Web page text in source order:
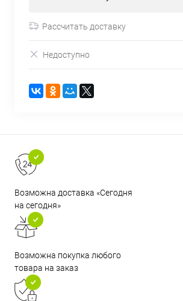
Рассчитать доставку
Недоступно
Возможна доставка «Сегодня
на сегодня»
Возможна покупка любого
товара на заказ